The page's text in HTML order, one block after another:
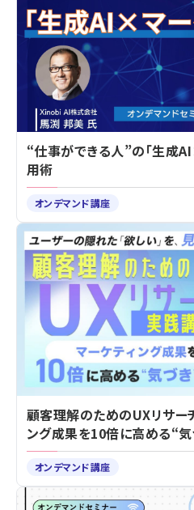
“仕事ができる人”の「生成
用術
オンデマンド講座
顧客理解のためのUXリサー
ング成果を10倍に高める“
オンデマンド講座